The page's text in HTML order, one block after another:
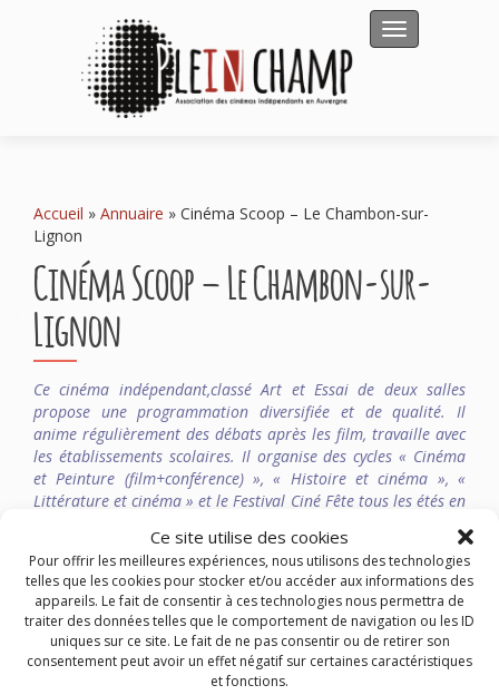
Ce site utilise des cookies
Pour offrir les meilleures expériences, nous utilisons des technologies
telles que les cookies pour stocker et/ou accéder aux informations des
appareils. Le fait de consentir à ces technologies nous permettra de
traiter des données telles que le comportement de navigation ou les ID
uniques sur ce site. Le fait de ne pas consentir ou de retirer son
consentement peut avoir un effet négatif sur certaines caractéristiques
et fonctions.
Afficher/
Accueil » Annuaire » Cinéma Scoop – Le Chambon-sur-
Lignon
Cinéma Scoop – Le Chambon-sur-
Lignon
Ce cinéma indépendant,classé Art et Essai de deux salles
propose une programmation diversifiée et de qualité. Il
anime régulièrement des débats après les film, travaille avec
les établissements scolaires. Il organise des cycles « Cinéma
et Peinture (film+conférence) », « Histoire et cinéma », «
Littérature et cinéma » et le Festival Ciné Fête tous les étés en
Cinéma Scoop
Rue de la poste
43400 LE CHAMBON SUR LIGNON
Site internet
En juillet Festival Ciné Fête
Cinéma Scoop – LE CHAMBON SUR